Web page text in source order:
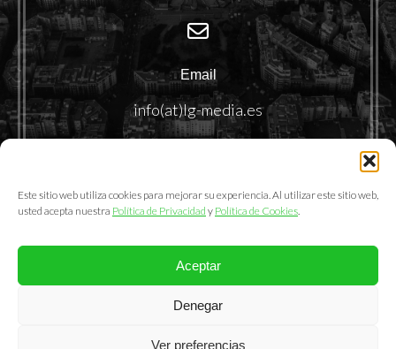
Este sitio web utiliza cookies para mejorar su experiencia. Al utilizar este sitio web,
usted acepta nuestra Política de Privacidad y Política de Cookies.
Aceptar
Denegar
Ver preferencias
Email
info(at)lg-media.es
@2025. LemonGrass Communications S.L.